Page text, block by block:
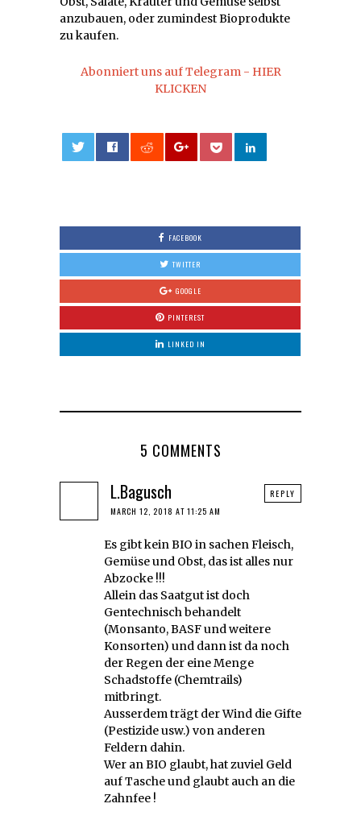
anzubauen, oder zumindest Bioprodukte
zu kaufen.
Abonniert uns auf Telegram - HIER
KLICKEN
FACEBOOK
TWITTER
GOOGLE
PINTEREST
LINKED IN
5 COMMENTS
L.Bagusch
MARCH 12, 2018 AT 11:25 AM
Es gibt kein BIO in sachen Fleisch,
Gemüse und Obst, das ist alles nur
Abzocke !!!
Allein das Saatgut ist doch
Gentechnisch behandelt
(Monsanto, BASF und weitere
Konsorten) und dann ist da noch
der Regen der eine Menge
Schadstoffe (Chemtrails)
mitbringt.
Ausserdem trägt der Wind die Gifte
(Pestizide usw.) von anderen
Feldern dahin.
Wer an BIO glaubt, hat zuviel Geld
auf Tasche und glaubt auch an die
Zahnfee !
REPLY